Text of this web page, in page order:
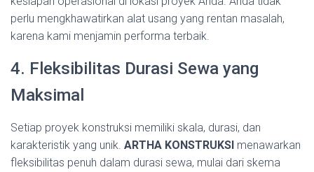
perlu mengkhawatirkan alat usang yang rentan masalah,
karena kami menjamin performa terbaik.
4. Fleksibilitas Durasi Sewa yang
Maksimal
Setiap proyek konstruksi memiliki skala, durasi, dan
karakteristik yang unik. ARTHA KONSTRUKSI menawarkan
fleksibilitas penuh dalam durasi sewa, mulai dari skema